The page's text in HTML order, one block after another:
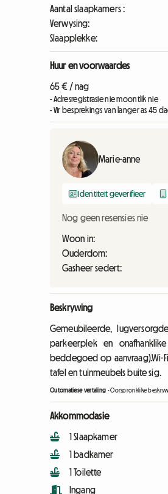
Aantal slaapkamers :
Verwysing:
Slaapplekke:
Huur en voorwaardes
65 € / nag
- Adresregistrasie nie moontlik nie
- Vir besprekings van langer as 45
Marie-anne
Identiteit geverifieer
Nog geen resensies nie
Woon in:
Ouderdom:
Gasheer sedert:
Beskrywing
Gemeubileerde,
parkeerplek en
beddegoed op aanvraag).Wi-
tafel en tuinmeubels buite sig.
Outomatiese vertaling -Oorspronklike
Akkommodasie
1 Slaapkamer
1 badkamer
1 Toilette
Ingang